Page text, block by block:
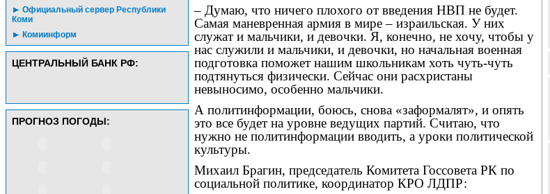
Официальный сервер Республики
Коми
Комиинформ
ЦЕНТРАЛЬНЫЙ БАНК РФ:
ПРОГНОЗ ПОГОДЫ:
– Думаю, что ничего плохого от введения НВП не будет.
Самая маневренная армия в мире – израильская. У них
служат и мальчики, и девочки. Я, конечно, не хочу, чтобы у
нас служили и мальчики, и девочки, но начальная военная
подготовка поможет нашим школьникам хоть чуть-чуть
подтянуться физически. Сейчас они расхристаны
невыносимо, особенно мальчики.
А политинформации, боюсь, снова «заформалят», и опять
это все будет на уровне ведущих партий. Считаю, что
нужно не политинформации вводить, а уроки политической
культуры.
Михаил Брагин, председатель Комитета Госсовета РК по
социальной политике, координатор КРО ЛДПР: